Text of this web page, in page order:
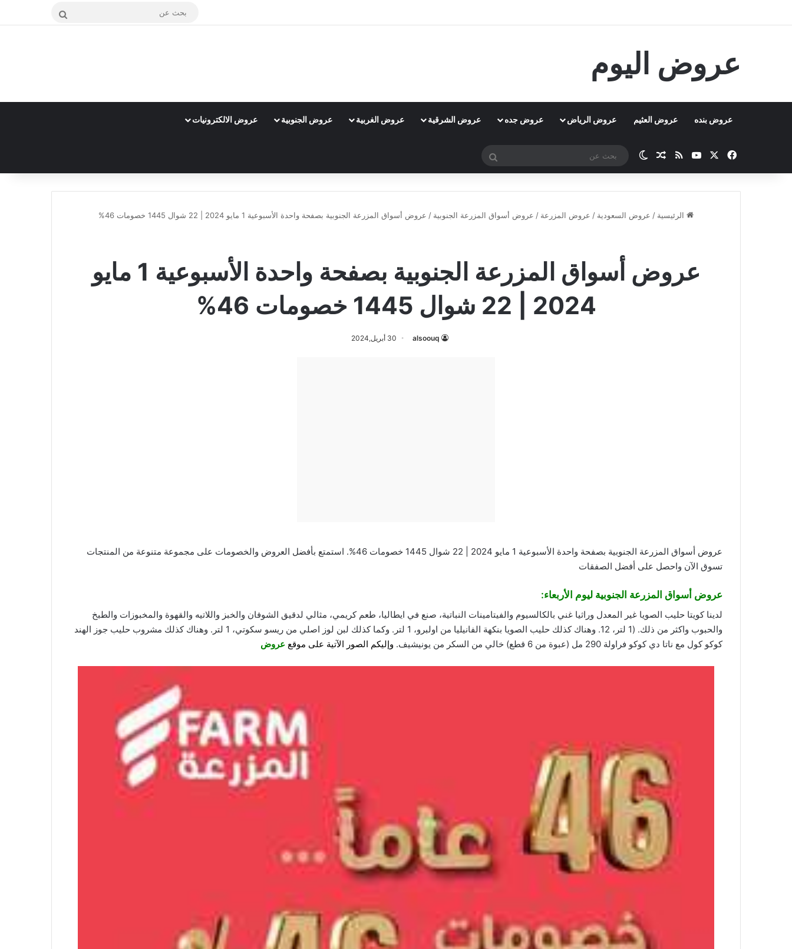
بحث
عروض اليوم
عروض بنده عروض العثيم عروض الرياض عروض جده عروض الشرقية عروض الغربية عروض الجنوبية عروض الالكترونيات
فيسبوك ‫YouTubeملخص الموقع RSS
مقال عشوائي
الوضع المظلم
بحث
الرئيسية / عروض السعودية / عروض المزرعة / عروض أسواق المزرعة الجنوبية / عروض أسواق المزرعة الجنوبية بصفحة واحدة الأسبوعية 1 مايو 2024 | 22 شوال 1445 خصومات 46%
عروض أسواق المزرعة الجنوبية بصفحة واحدة الأسبوعية 1 مايو
2024 | 22 شوال 1445 خصومات 46%
alsoouq 30 أبريل,2024
عروض أسواق المزرعة الجنوبية بصفحة واحدة الأسبوعية 1 مايو 2024 | 22 شوال 1445 خصومات 46%. استمتع بأفضل العروض والخصومات على مجموعة متنوعة من المنتجات
تسوق الآن واحصل على أفضل الصفقات
عروض أسواق المزرعة الجنوبية ليوم الأربعاء:
لدينا كويتا حليب الصويا غير المعدل وراثيا غني بالكالسيوم والفيتامينات النباتية، صنع في ايطاليا، طعم كريمي، مثالي لدقيق الشوفان والخبز واللاتيه والقهوة والمخبوزات والطبخ
والحبوب واكثر من ذلك. (1 لتر، 12. وهناك كذلك حليب الصويا بنكهة الفانيليا من اولبرو، 1 لتر. وكما كذلك لبن لوز اصلي من ريسو سكوتي، 1 لتر. وهناك كذلك مشروب حليب جوز الهند
كوكو كول مع ناتا دي كوكو فراولة 290 مل (عبوة من 6 قطع) خالي من السكر من يونيشيف.
وإليكم الصور الآتية على موقع عروض